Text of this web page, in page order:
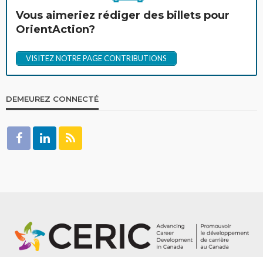
Vous aimeriez rédiger des billets pour
OrientAction?
VISITEZ NOTRE PAGE CONTRIBUTIONS
DEMEUREZ CONNECTÉ